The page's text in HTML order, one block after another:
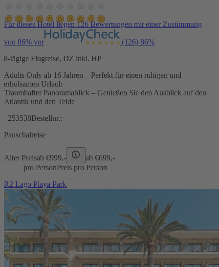
Für dieses Hotel liegen 126 Bewertungen mit einer Zustimmung
von 86% vor (126) 86%
8-tägige Flugreise, DZ inkl. HP
Adults Only ab 16 Jahren – Perfekt für einen ruhigen und
erholsamen Urlaub
Traumhafter Panoramablick – Genießen Sie den Ausblick auf den
Atlantik und den Teide
253538Bestellnr.:
Pauschalreise
Alter Preisab €999,- ab €699,-
pro PersonPreis pro Person
R2 Lago Playa Park